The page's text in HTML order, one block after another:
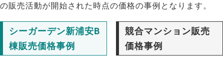
の販売活動が開始された時点の価格の事例となります。
シーガーデン新浦安B
棟販売価格事例
競合マンション販売
価格事例